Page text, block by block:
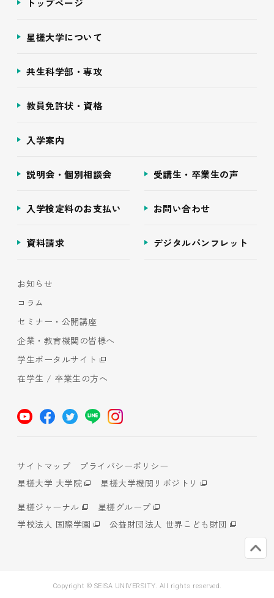
トップページ
星槎大学について
共生科学部・専攻
教員免許状・資格
入学案内
説明会・個別相談会 受講生・卒業生の声
入学検定料のお支払い お問い合わせ
資料請求 デジタルパンフレット
お知らせ
コラム
セミナー・公開講座
企業・教育機関の皆様へ
学生ポータルサイト
在学生 / 卒業生の方へ
サイトマップ
プライバシーポリシー
星槎大学 大学院
星槎大学機関リポジトリ
星槎ジャーナル
星槎グループ
学校法人 国際学園
公益財団法人 世界こども財団
Copyright © SEISA UNIVERSITY. All rights reserved.